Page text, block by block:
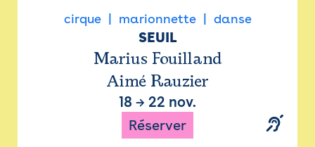
cirque marionnette danse
SEUIL
Marius Fouilland
Aimé Rauzier
18 → 22 nov.
Réserver